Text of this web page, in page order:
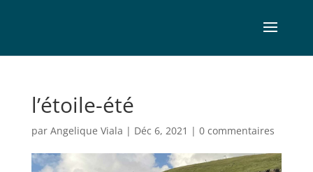
l’étoile-été
par Angelique Viala | Déc 6, 2021 | 0 commentaires